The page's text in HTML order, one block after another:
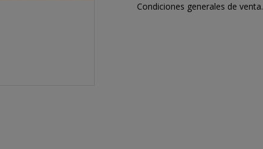
Condiciones generales de venta.